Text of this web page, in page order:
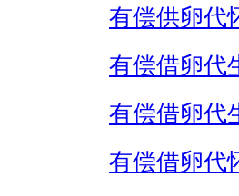
有偿供卵代
有偿借卵代
有偿借卵代
有偿借卵代